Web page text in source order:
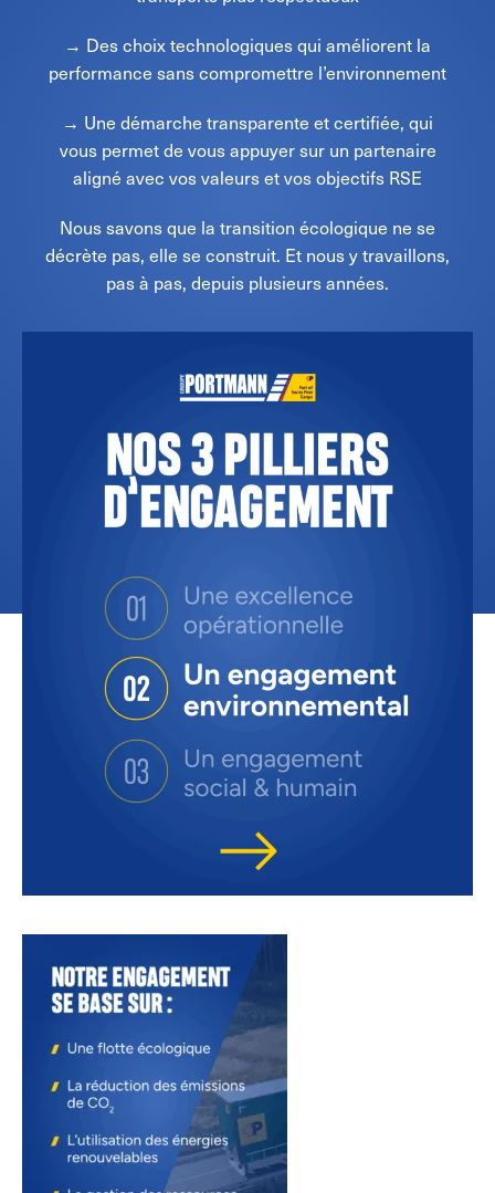
→ Des choix technologiques qui améliorent la
performance sans compromettre l’environnement
→ Une démarche transparente et certifiée, qui
vous permet de vous appuyer sur un partenaire
aligné avec vos valeurs et vos objectifs RSE
Nous savons que la transition écologique ne se
décrète pas, elle se construit. Et nous y travaillons,
pas à pas, depuis plusieurs années.